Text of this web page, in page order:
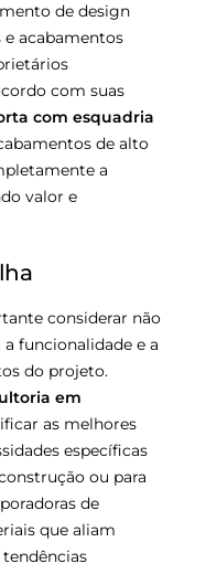
de design
e acabamentos
com suas
com esquadria
de alto
a
valor e
considerar não
funcionalidade e a
do projeto.
em
as melhores
específicas
ou para
de
que aliam